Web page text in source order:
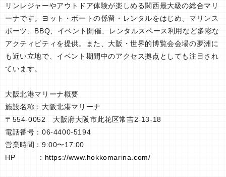
リンレジャーやアウトドア体験が楽しめる関西最大級の総合マリ
ーナです。ヨット・ボートの係留・レンタルをはじめ、マリンス
ポーツ、BBQ、イベント開催、レンタルスペース利用など多彩な
アクティビティを提供。また、大阪・世界的博覧会会場の夢洲に
も近い立地で、イベント期間中のアクセス拠点としても注目され
ています。
大阪北港マリーナ概要
施設名称：大阪北港マリーナ
〒554-0052 大阪府大阪市此花区常吉2-13-18
電話番号：06-4400-5194
営業時間：9:00〜17:00
HP ： https://www.hokkomarina.com/